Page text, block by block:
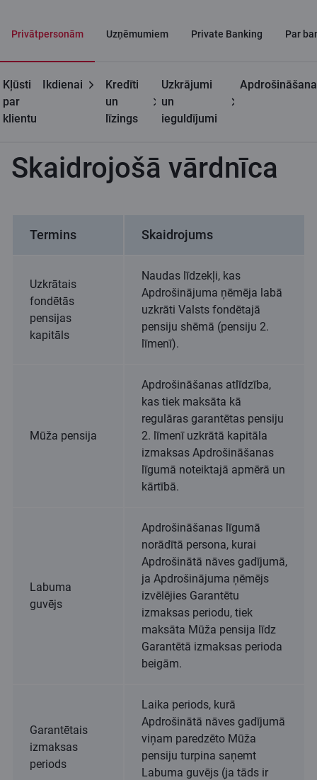
Privātpersonām Uzņēmumiem Private Banking Par
Kļūsti
par
klientu
Ikdienai
Kredīti
un
līzings
Uzkrājumi
un
ieguldījumi
Apdrošināšana
Privātpersonām
Mūža pensijas
apdrošināšana
Skaidrojošā
Skaidrojošā vārdnīca
Termins Skaidrojums
Uzkrātais
fondētās
pensijas
kapitāls
Naudas līdzekļi, kas
Apdrošinājuma ņēmēja labā
uzkrāti Valsts fondētajā
pensiju shēmā (pensiju 2.
līmenī).
Mūža pensija
Apdrošināšanas atlīdzība,
kas tiek maksāta kā
regulāras garantētas pensiju
2. līmenī uzkrātā kapitāla
izmaksas Apdrošināšanas
līgumā noteiktajā apmērā un
kārtībā.
Labuma
guvējs
Apdrošināšanas līgumā
norādītā persona, kurai
Apdrošinātā nāves gadījumā,
ja Apdrošinājuma ņēmējs
izvēlējies Garantētu
izmaksas periodu, tiek
maksāta Mūža pensija līdz
Garantētā izmaksas perioda
beigām.
Garantētais
izmaksas
periods
Laika periods, kurā
Apdrošinātā nāves gadījumā
viņam paredzēto Mūža
pensiju turpina saņemt
Labuma guvējs (ja tāds ir